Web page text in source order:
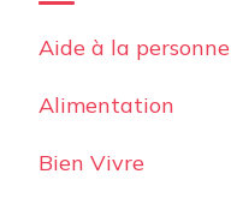
Aide à la personne
Alimentation
Bien Vivre